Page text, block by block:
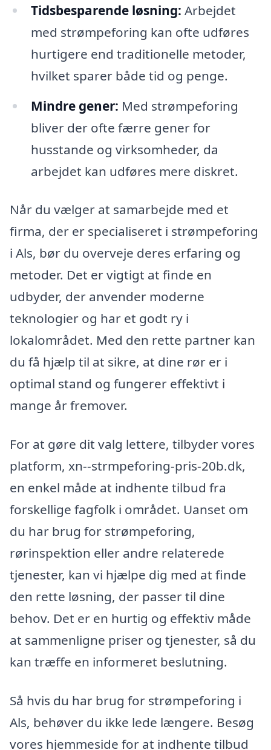
Tidsbesparende løsning: Arbejdet
med strømpeforing kan ofte udføres
hurtigere end traditionelle metoder,
hvilket sparer både tid og penge.
Mindre gener: Med strømpeforing
bliver der ofte færre gener for
husstande og virksomheder, da
arbejdet kan udføres mere diskret.
Når du vælger at samarbejde med et
firma, der er specialiseret i strømpeforing
i Als, bør du overveje deres erfaring og
metoder. Det er vigtigt at finde en
udbyder, der anvender moderne
teknologier og har et godt ry i
lokalområdet. Med den rette partner kan
du få hjælp til at sikre, at dine rør er i
optimal stand og fungerer effektivt i
mange år fremover.
For at gøre dit valg lettere, tilbyder vores
platform, xn--strmpeforing-pris-20b.dk,
en enkel måde at indhente tilbud fra
forskellige fagfolk i området. Uanset om
du har brug for strømpeforing,
rørinspektion eller andre relaterede
tjenester, kan vi hjælpe dig med at finde
den rette løsning, der passer til dine
behov. Det er en hurtig og effektiv måde
at sammenligne priser og tjenester, så du
kan træffe en informeret beslutning.
Så hvis du har brug for strømpeforing i
Als, behøver du ikke lede længere. Besøg
vores hjemmeside for at indhente tilbud